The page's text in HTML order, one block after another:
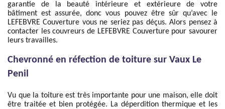
garantie de la beauté intérieure et extérieure de votre
bâtiment est assurée, donc vous pouvez être sûr qu’avec le
LEFEBVRE Couverture vous ne seriez pas déçus. Alors pensez à
contacter les couvreurs de LEFEBVRE Couverture pour savourer
leurs travailles.
Chevronné en réfection de toiture sur Vaux Le
Penil
Vu que la toiture est très importante pour une maison, elle doit
être traitée et bien protégée. La déperdition thermique et les